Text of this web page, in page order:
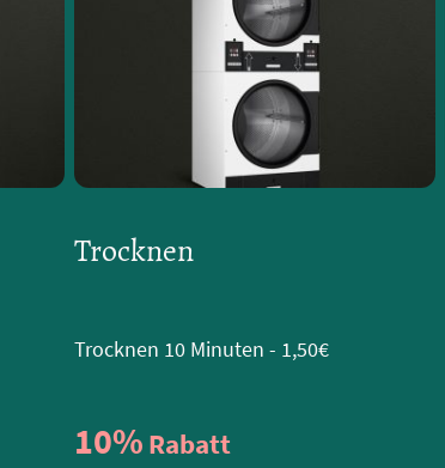
Trocknen
Trocknen 10 Minuten - 1,50€
10% Rabatt